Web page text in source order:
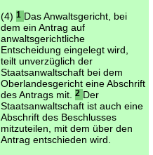
(4) 1 Das Anwaltsgericht, bei
dem ein Antrag auf
anwaltsgerichtliche
Entscheidung eingelegt wird,
teilt unverzüglich der
Staatsanwaltschaft bei dem
Oberlandesgericht eine Abschrift
des Antrags mit.
2 Der
Staatsanwaltschaft ist auch eine
Abschrift des Beschlusses
mitzuteilen, mit dem über den
Antrag entschieden wird.